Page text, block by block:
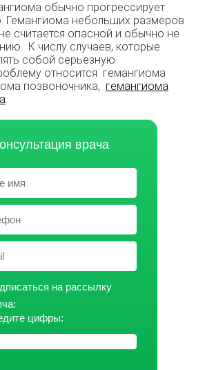
обычно прогрессирует
Гемангиома небольших размеров
считается опасной и обычно не
К числу случаев, которые
собой серьезную
относится гемангиома
позвоночника, гемангиома
врача
на рассылку
цифры: